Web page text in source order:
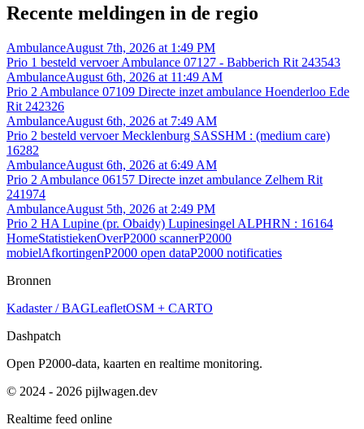
Recente meldingen in de regio
AmbulanceAugust 7th, 2026 at 1:49 PM
Prio 1 besteld vervoer Ambulance 07127 - Babberich Rit 243543
AmbulanceAugust 6th, 2026 at 11:49 AM
Prio 2 Ambulance 07109 Directe inzet ambulance Hoenderloo Ede
Rit 242326
AmbulanceAugust 6th, 2026 at 7:49 AM
Prio 2 besteld vervoer Mecklenburg SASSHM : (medium care)
16282
AmbulanceAugust 6th, 2026 at 6:49 AM
Prio 2 Ambulance 06157 Directe inzet ambulance Zelhem Rit
241974
AmbulanceAugust 5th, 2026 at 2:49 PM
Prio 2 HA Lupine (pr. Obaidy) Lupinesingel ALPHRN : 16164
HomeStatistiekenOverP2000 scannerP2000
mobielAfkortingenP2000 open dataP2000 notificaties
Bronnen
Kadaster / BAGLeafletOSM + CARTO
Dashpatch
Open P2000-data, kaarten en realtime monitoring.
© 2024 - 2026 pijlwagen.dev
Realtime feed online